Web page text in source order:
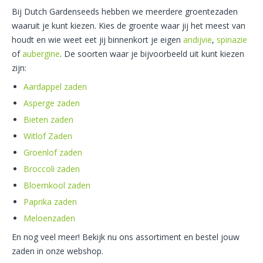
Bij Dutch Gardenseeds hebben we meerdere groentezaden
waaruit je kunt kiezen. Kies de groente waar jij het meest van
houdt en wie weet eet jij binnenkort je eigen andijvie, spinazie
ofaubergine. De soorten waar je bijvoorbeeld uit kunt kiezen
zijn:
Aardappel zaden
Asperge zaden
Bieten zaden
Witlof Zaden
Groenlof zaden
Broccoli zaden
Bloemkool zaden
Paprika zaden
Meloenzaden
En nog veel meer! Bekijk nu ons assortiment en bestel jouw
zaden in onze webshop.